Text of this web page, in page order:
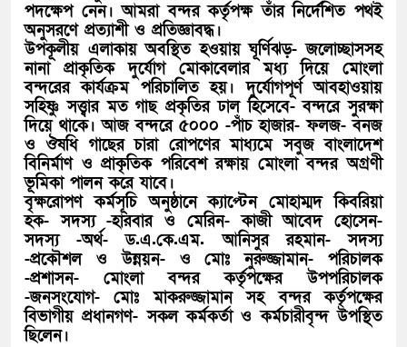
পদক্ষেপ নেন। আমরা বন্দর কর্তৃপক্ষ তাঁর নির্দেশিত পথই
অনুসরণে প্রত্যাশী ও প্রতিজ্ঞাবদ্ধ।
উপকূলীয় এলাকায় অবস্থিত হওয়ায় ঘূর্ণিঝড়- জলোচ্ছাসসহ
নানা প্রাকৃতিক দুর্যোগ মোকাবেলার মধ্য দিয়ে মোংলা
বন্দরের কার্যক্রম পরিচালিত হয়। দুর্যোগপূর্ণ আবহাওয়ায়
সহিষ্ণু সত্ত্বার মত গাছ প্রকৃতির ঢাল হিসেবে- বন্দরে সুরক্ষা
দিয়ে থাকে। আজ বন্দরে ৫০০০ -পাঁচ হাজার- ফলজ- বনজ
ও ঔষধি গাছের চারা রোপণের মাধ্যমে সবুজ বাংলাদেশ
বিনির্মাণ ও প্রাকৃতিক পরিবেশ রক্ষায় মোংলা বন্দর অগ্রণী
ভূমিকা পালন করে যাবে।
বৃক্ষরোপণ কর্মসূচি অনুষ্ঠানে ক্যাপ্টেন মোহাম্মদ কিবরিয়া
হক- সদস্য -হারবার ও মেরিন- কাজী আবেদ হোসেন-
সদস্য -অর্থ- ড.এ.কে.এম. আনিসুর রহমান- সদস্য
-প্রকৌশল ও উন্নয়ন- ও মোঃ নুরুজ্জামান- পরিচালক
-প্রশাসন- মোংলা বন্দর কর্তৃপক্ষের উপপরিচালক
-জনসংযোগ- মোঃ মাকরুজ্জামান সহ বন্দর কর্তৃপক্ষের
বিভাগীয় প্রধানগণ- সকল কর্মকর্তা ও কর্মচারীবৃন্দ উপস্থিত
ছিলেন।